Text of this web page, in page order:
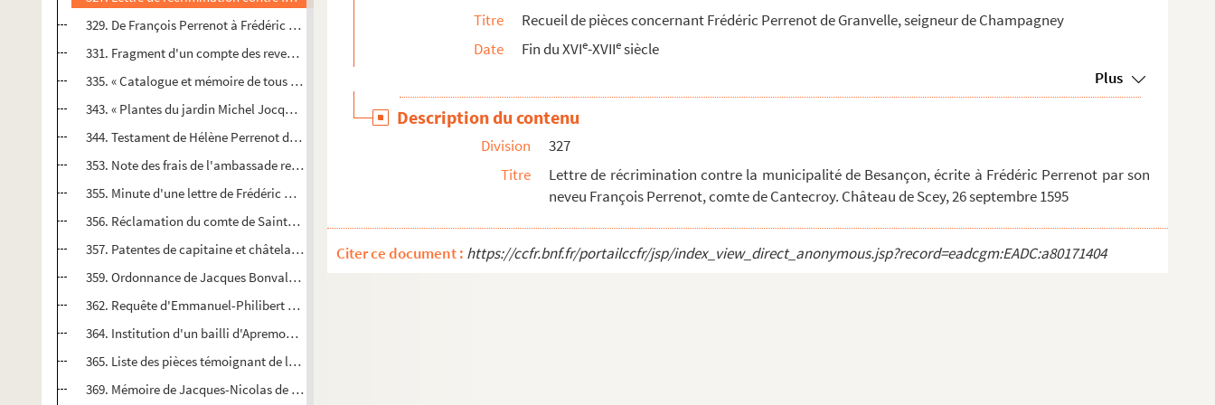
329. De François Perrenot à Frédéric Perrenot. 28 septembre 1595
331. Fragment d'un compte des revenus de Frédéric Perrenot à Gendrey, Beaujeu, Saint-Loup, Vaux et Cromar...
335. « Catalogue et mémoire de tous mes livres », par Frédéric Perrenot (incomplet)
343. « Plantes du jardin Michel Jocquet, demorant emprès les Augustins en Bruxelles »
344. Testament de Hélène Perrenot de Granvelle, comtesse de Saint-Amour. Besançon, 24avril 1624
353. Note des frais de l'ambassade remplie en Angleterre par Frédéric Perrenot, du 15 janvier au 1er avri...
355. Minute d'une lettre de Frédéric Perrenot à son neveu François d'Achey, baron de Thoraise. 2 juillet ...
356. Réclamation du comte de Saint-Amour, au sujet d'une avance d'argent par lui faite à son oncle Philip...
357. Patentes de capitaine et châtelain d'Ornans données à Frédéric Perrenot. Bruges, 14 juillet 1588
359. Ordonnance de Jacques Bonvalot, seigneur de Champagney, pour le paiement par ses sujets dudit lieu d...
362. Requête d'Emmanuel-Philibert de La Baume, comte de Saint-Amour, à l'effet d'obtenir la survivance d'...
364. Institution d'un bailli d'Apremont par le conseiller Luc Chaillot, séquestre des biens saisis sur Fr...
365. Liste des pièces témoignant de la grâce obtenue par le comte de Saint-Amour, au sujet du duel qui av...
369. Mémoire de Jacques-Nicolas de La Baume, comte de Saint-Amour, contre la marquise Caroline d'Autriche...
Titre
Recueil de pièces concernant Frédéric Perrenot de Granvelle, seigneur de Champagney
Date
Fin du XVIe-XVIIesiècle
Plus
Description du contenu
Division
327
Titre
Lettre de récrimination contre la municipalité de Besançon, écrite à Frédéric Perrenot par son
neveu François Perrenot, comte de Cantecroy. Château de Scey, 26 septembre 1595
Citer ce document : https://ccfr.bnf.fr/portailccfr/jsp/index_view_direct_anonymous.jsp?record=eadcgm:EADC:a80171404